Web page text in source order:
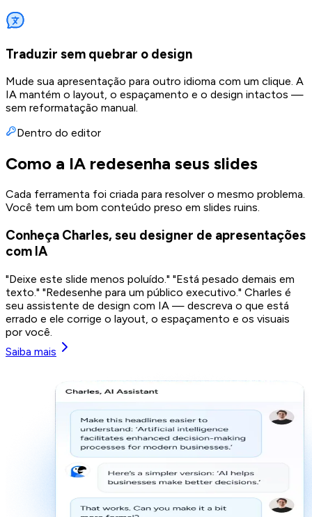
Traduzir sem quebrar o design
Mude sua apresentação para outro idioma com um clique. A
IA mantém o layout, o espaçamento e o design intactos —
sem reformatação manual.
Dentro do editor
Como a IA redesenha seus slides
Cada ferramenta foi criada para resolver o mesmo problema.
Você tem um bom conteúdo preso em slides ruins.
Conheça Charles, seu designer de apresentações
com IA
"Deixe este slide menos poluído." "Está pesado demais em
texto." "Redesenhe para um público executivo." Charles é
seu assistente de design com IA — descreva o que está
errado e ele corrige o layout, o espaçamento e os visuais
por você.
Saiba mais